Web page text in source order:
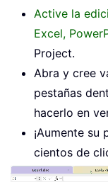
Active la
Excel,
Project.
Abra y cree
pestañas
hacerlo en
¡Aumente
cientos de